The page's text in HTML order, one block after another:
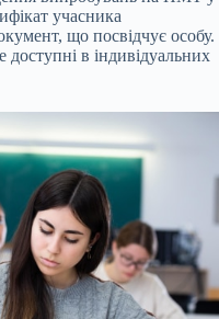
учасника
що посвідчує особу.
в індивідуальних